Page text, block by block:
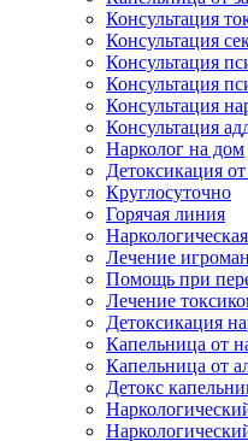
Консультация
Консультация
Консультация
Консультация
Консультация
Консультация
Нарколог на дом
Детоксикация от
Круглосуточно
Горячая линия
Лечение
Помощь при
Лечение
Детоксикация
Капельница от
Капельница от
Детокс